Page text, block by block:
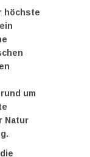
höchste
um
Natur